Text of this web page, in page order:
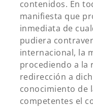
contenidos. En
manifiesta que
inmediata de
pudiera
internacional, la
procediendo a la
redirección a
conocimiento de
competentes el